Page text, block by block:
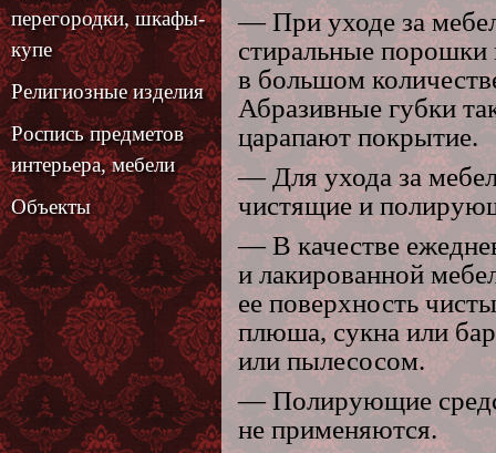
перегородки, шкафы-
купе
Религиозные изделия
Роспись предметов
интерьера, мебели
Объекты
— При уходе за
стиральные порошки
в большом
Абразивные губки
царапают покрытие.
— Для ухода за
чистящие и
— В качестве
и лакированной
ее поверхность
плюша, сукна или
или пылесосом.
— Полирующие
не применяются.